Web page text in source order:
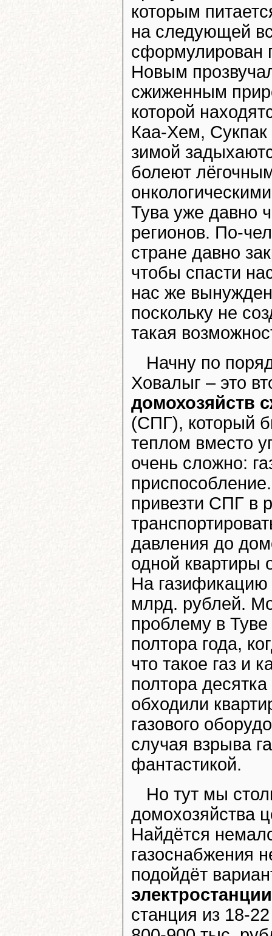
которым
на следующей
сформулирован
Новым
сжиженным
которой
Каа-Хем, Сукпак
зимой
болеют
Тува уже давно
регионов. По-
стране давно
чтобы спасти
нас же
поскольку не
такая
Начну по
Ховалыг – это
домохозяйств
(СПГ), который
теплом вместо
очень сложно:
привезти СПГ в
давления до
одной квартиры
На газификацию
млрд. рублей.
проблему в
полтора года,
что такое газ и
полтора
обходили
газового
случая взрыва
фантастикой.
Но тут мы
домохозяйства
Найдётся
газоснабжения
подойдёт
электростанции
станция из 18-